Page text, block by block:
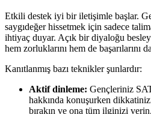
Etkili destek iyi bir iletişimle başlar.
saygıdeğer hissetmek için sadece
ihtiyaç duyar. Açık bir diyaloğu
hem zorluklarını hem de başarılarını
Kanıtlanmış bazı teknikler şunlardır:
Aktif dinleme: Gençleriniz
hakkında konuşurken
bırakın ve ona tüm ilginizi